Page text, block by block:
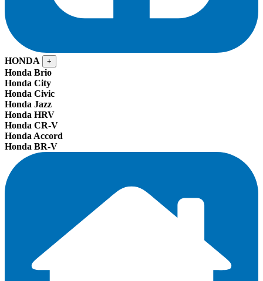
HONDA +
Honda Brio
Honda City
Honda Civic
Honda Jazz
Honda HRV
Honda CR-V
Honda Accord
Honda BR-V